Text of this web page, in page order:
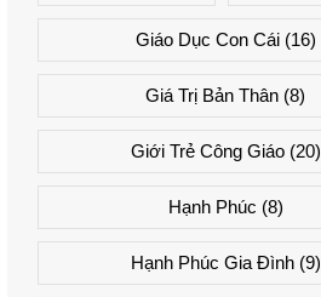
Giáo Dục Con Cái(16)
Giá Trị Bản Thân (8)
Giới Trẻ Công Giáo(20)
Hạnh Phúc (8)
Hạnh Phúc Gia Đình(9)